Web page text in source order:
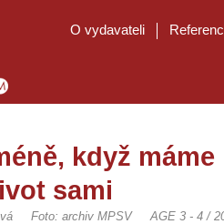
O vydavateli
když
sami
Foto: archiv MPSV AGE 3 - 4 /